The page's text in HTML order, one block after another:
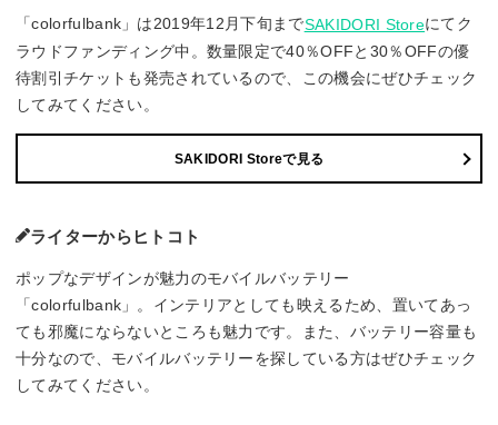
「colorfulbank」は2019年12月下旬までSAKIDORI Storeにてク
ラウドファンディング中。数量限定で40％OFFと30％OFFの優
待割引チケットも発売されているので、この機会にぜひチェック
してみてください。
SAKIDORI Storeで見る
ライターからヒトコト
ポップなデザインが魅力のモバイルバッテリー
「colorfulbank」。インテリアとしても映えるため、置いてあっ
ても邪魔にならないところも魅力です。また、バッテリー容量も
十分なので、モバイルバッテリーを探している方はぜひチェック
してみてください。